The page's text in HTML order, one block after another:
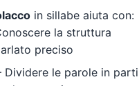
in sillabe aiuta con:
la struttura
preciso
le parole in parti